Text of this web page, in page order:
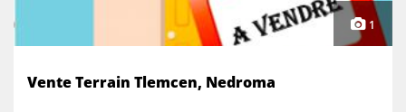
1
Vente Terrain Tlemcen, Nedroma